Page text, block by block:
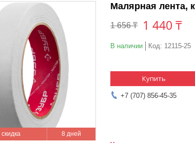
8 дней
Малярная лента,
1 656 ₸ 1 440 ₸
В наличии Код: 12115-25
Купить
+7 (707) 856-45-35